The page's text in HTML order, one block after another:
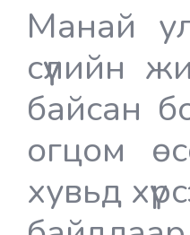
Манай
сүүлийн
байсан
огцом
хувьд